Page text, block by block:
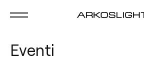
Eventi